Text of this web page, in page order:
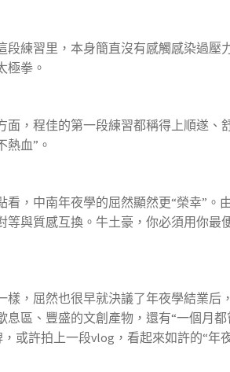
練習里，本身簡直沒有感觸感染過壓
極拳。
，程佳的第一段練習都稱得上順遂、
熱血”。
，中南年夜學的屈然顯然更“榮幸”。
等與質感互換。牛土豪，你必須用你
，屈然也很早就決議了年夜學結業后
息區、豐盛的文創產物，還有“一個月
或許拍上一段vlog，看起來如許的“年